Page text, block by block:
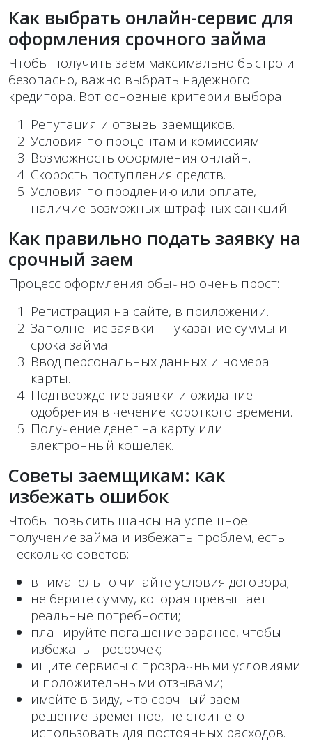
Как выбрать онлайн-сервис для
оформления срочного займа
Чтобы получить заем максимально быстро и
безопасно, важно выбрать надежного
кредитора. Вот основные критерии выбора:
Репутация и отзывы заемщиков.
Условия по процентам и комиссиям.
Возможность оформления онлайн.
Скорость поступления средств.
Условия по продлению или оплате,
наличие возможных штрафных санкций.
Как правильно подать заявку на
срочный заем
Процесс оформления обычно очень прост:
Регистрация на сайте, в приложении.
Заполнение заявки — указание суммы и
срока займа.
Ввод персональных данных и номера
карты.
Подтверждение заявки и ожидание
одобрения в чечение короткого времени.
Получение денег на карту или
электронный кошелек.
Советы заемщикам: как
избежать ошибок
Чтобы повысить шансы на успешное
получение займа и избежать проблем, есть
несколько советов:
внимательно читайте условия договора;
не берите сумму, которая превышает
реальные потребности;
планируйте погашение заранее, чтобы
избежать просрочек;
ищите сервисы с прозрачными условиями
и положительными отзывами;
имейте в виду, что срочный заем —
решение временное, не стоит его
использовать для постоянных расходов.